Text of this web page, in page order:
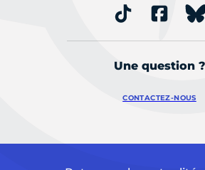
Une question ?
CONTACTEZ-NOUS